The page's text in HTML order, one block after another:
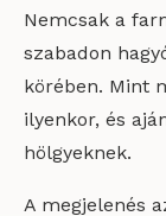
Nemcsak a
szabadon
körében. Mint
ilyenkor, és
hölgyeknek.
A megjelenés